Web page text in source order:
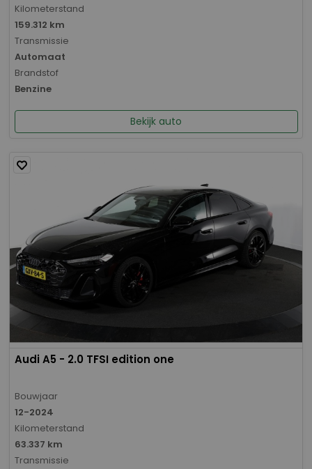
Kilometerstand
159.312 km
Transmissie
Automaat
Brandstof
Benzine
Bekijk auto
Audi A5 - 2.0 TFSI edition one
Bouwjaar
12-2024
Kilometerstand
63.337 km
Transmissie